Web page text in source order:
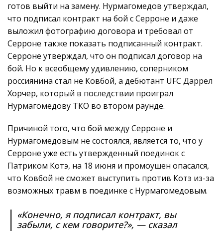
готов выйти на замену. Нурмагомедов утверждал,
что подписал контракт на бой с Серроне и даже
выложил фотографию договора и требовал от
Серроне также показать подписанный контракт.
Серроне утверждал, что он подписал договор на
бой. Но к всеобщему удивлению, соперником
россиянина стал не Ковбой, а дебютант UFC Даррел
Хорчер, который в последствии проиграл
Нурмагомедову ТКО во втором раунде.
Причиной того, что бой между Серроне и
Нурмагомедовым не состоялся, является то, что у
Серроне уже есть утвержденный поединок с
Патриком Котэ, на 18 июня и промоушен опасался,
что Ковбой не сможет выступить против Котэ из-за
возможных травм в поединке с Нурмагомедовым.
«Конечно, я подписал контракт, вы
забыли, с кем говорите?», — сказал